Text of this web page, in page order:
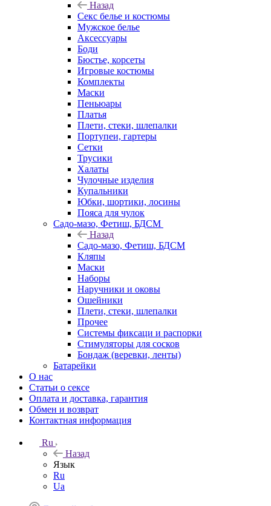
Назад
Секс белье и костюмы
Мужское белье
Аксессуары
Боди
Бюстье, корсеты
Игровые костюмы
Комплекты
Маски
Пеньюары
Платья
Плети, стеки, шлепалки
Портупеи, гартеры
Сетки
Трусики
Халаты
Чулочные изделия
Купальники
Юбки, шортики, лосины
Пояса для чулок
Садо-мазо, Фетиш, БДСМ
Назад
Садо-мазо, Фетиш, БДСМ
Кляпы
Маски
Наборы
Наручники и оковы
Ошейники
Плети, стеки, шлепалки
Прочее
Системы фиксаци и распорки
Стимуляторы для сосков
Бондаж (веревки, ленты)
Батарейки
О нас
Статьи о сексе
Оплата и доставка, гарантия
Обмен и возврат
Контактная информация
Ru
Назад
Язык
Ru
Ua